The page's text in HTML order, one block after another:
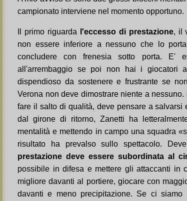
campionato interviene nel momento opportuno.
Il primo riguarda l'eccesso di prestazione, il
non essere inferiore a nessuno che lo
concludere con frenesia sotto porta. E'
all'arrembaggio se poi non hai i giocatori
dispendioso da sostenere e frustrante se
Verona non deve dimostrare niente a
fare il salto di qualità, deve pensare a salvarsi
dal girone di ritorno, Zanetti ha
mentalità e mettendo in campo una squadra
risultato ha prevalso sullo spettacolo.
prestazione deve essere subordinata al
possibile in difesa e mettere gli attaccanti in
migliore davanti al portiere, giocare con
davanti e meno precipitazione. Se ci siamo